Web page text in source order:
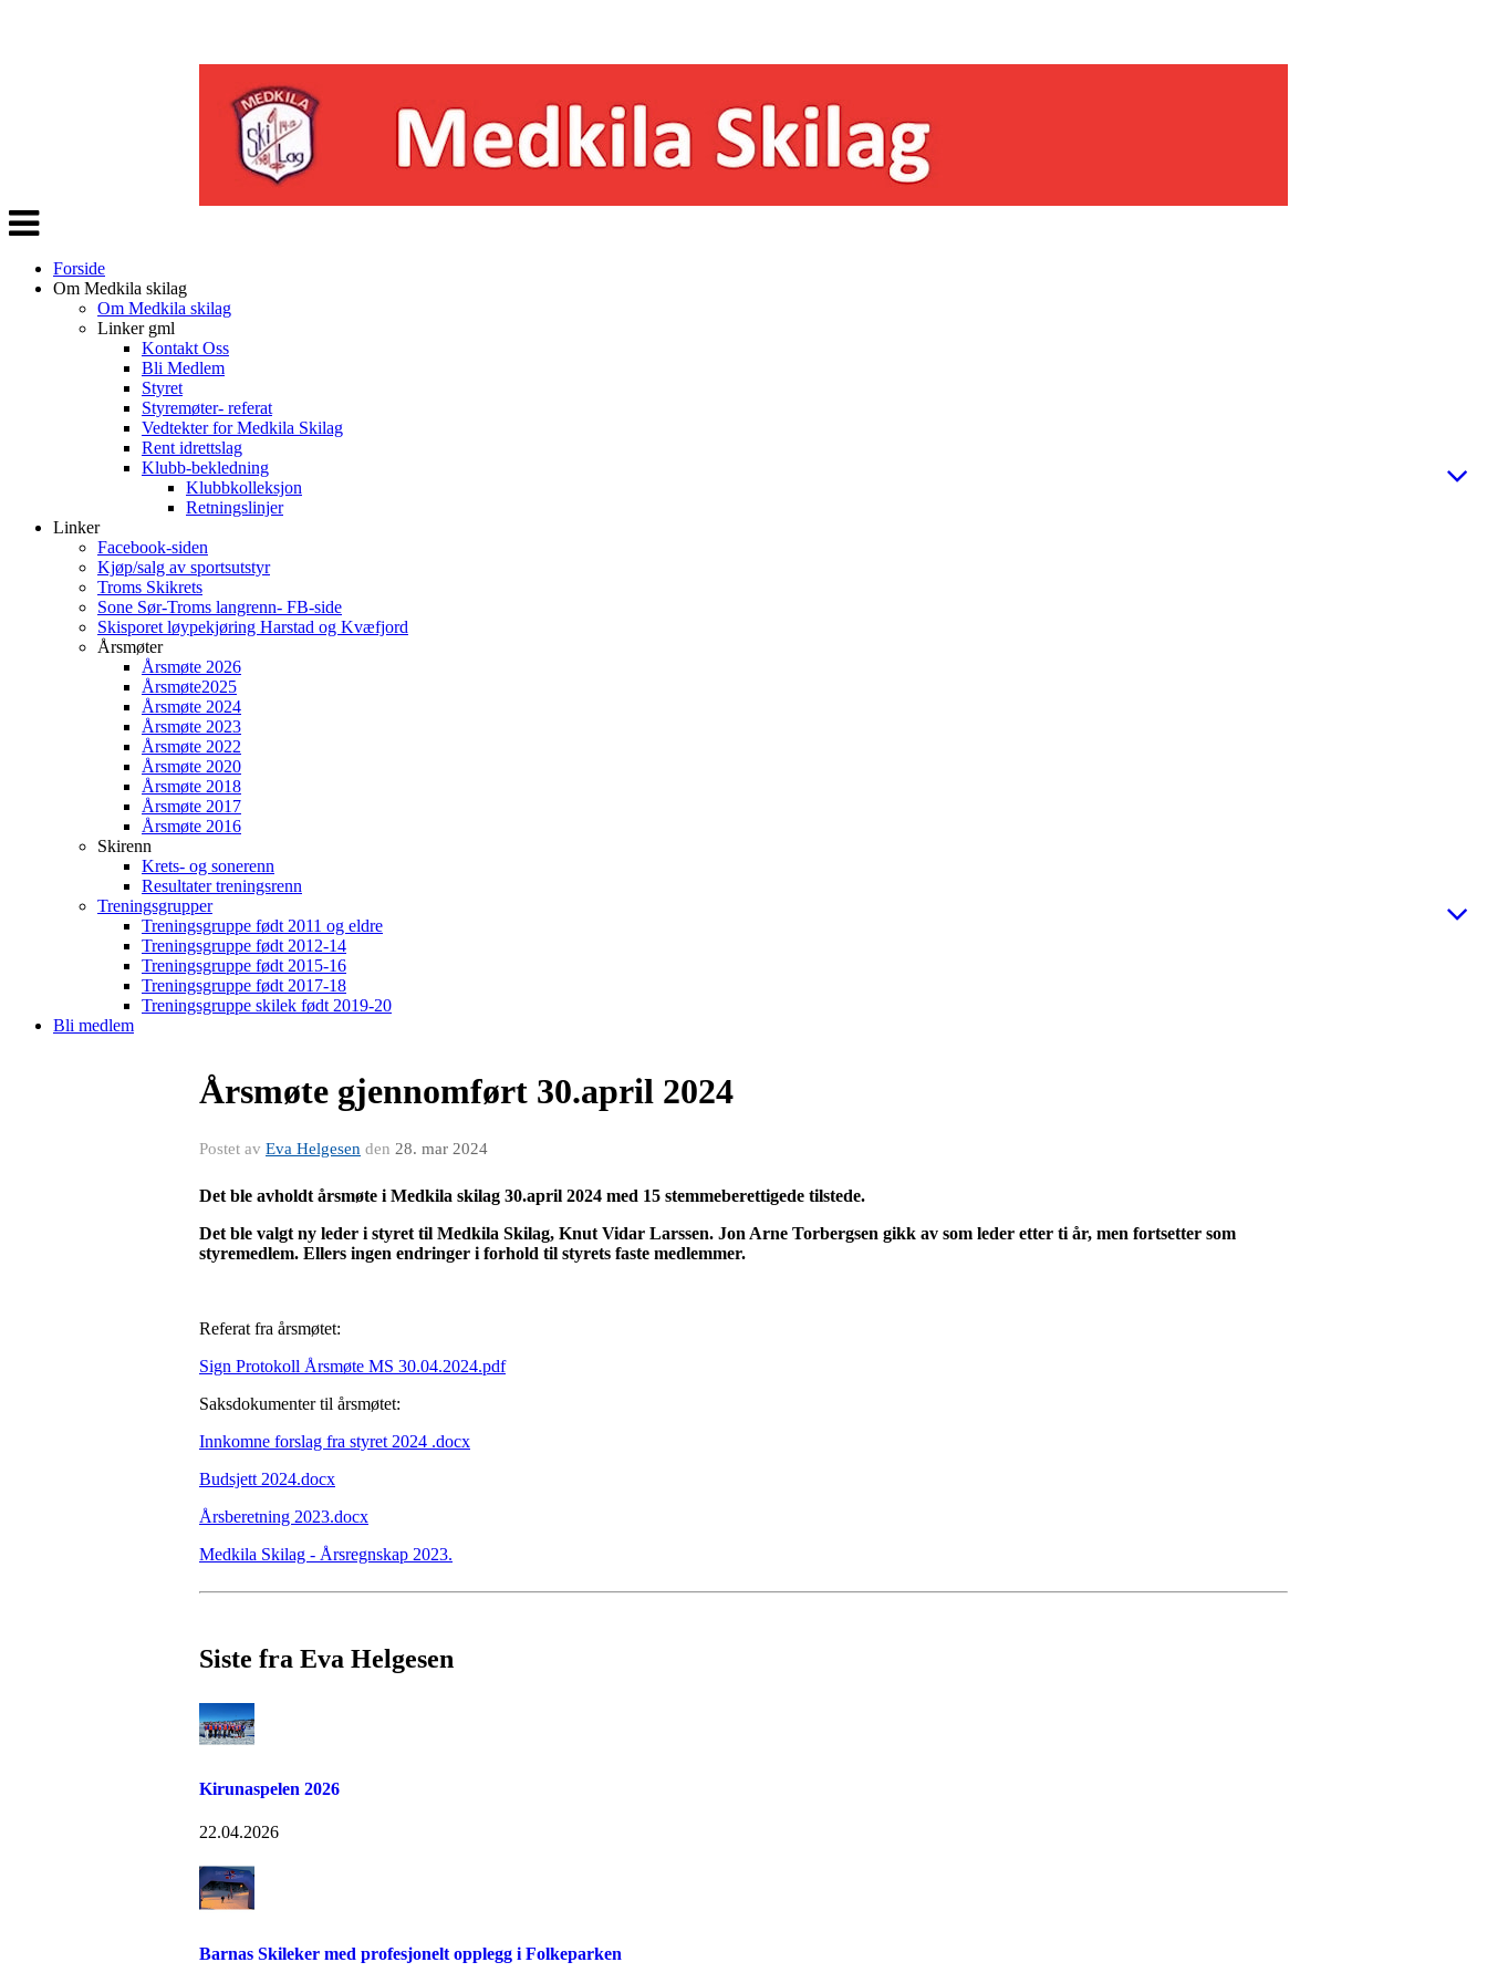
Veksle
navigasjon
Forside
Om Medkila skilag
Om Medkila skilag
Linker gml
Kontakt Oss
Bli Medlem
Styret
Styremøter- referat
Vedtekter for Medkila Skilag
Rent idrettslag
Klubb-bekledning
Klubbkolleksjon
Retningslinjer
Linker
Facebook-siden
Kjøp/salg av sportsutstyr
Troms Skikrets
Sone Sør-Troms langrenn- FB-side
Skisporet løypekjøring Harstad og Kvæfjord
Årsmøter
Årsmøte 2026
Årsmøte2025
Årsmøte 2024
Årsmøte 2023
Årsmøte 2022
Årsmøte 2020
Årsmøte 2018
Årsmøte 2017
Årsmøte 2016
Skirenn
Krets- og sonerenn
Resultater treningsrenn
Treningsgrupper
Treningsgruppe født 2011 og eldre
Treningsgruppe født 2012-14
Treningsgruppe født 2015-16
Treningsgruppe født 2017-18
Treningsgruppe skilek født 2019-20
Bli medlem
Årsmøte gjennomført 30.april 2024
Postet av Eva Helgesen den 28. mar 2024
Det ble avholdt årsmøte i Medkila skilag 30.april 2024 med 15 stemmeberettigede tilstede.
Det ble valgt ny leder i styret til Medkila Skilag, Knut Vidar Larssen. Jon Arne Torbergsen gikk av som leder etter ti år, men fortsetter som
styremedlem. Ellers ingen endringer i forhold til styrets faste medlemmer.
Referat fra årsmøtet:
Sign Protokoll Årsmøte MS 30.04.2024.pdf
Saksdokumenter til årsmøtet:
Innkomne forslag fra styret 2024 .docx
Budsjett 2024.docx
Årsberetning 2023.docx
Medkila Skilag - Årsregnskap 2023.
Siste fra Eva Helgesen
Kirunaspelen 2026
22.04.2026
Barnas Skileker med profesjonelt opplegg i Folkeparken